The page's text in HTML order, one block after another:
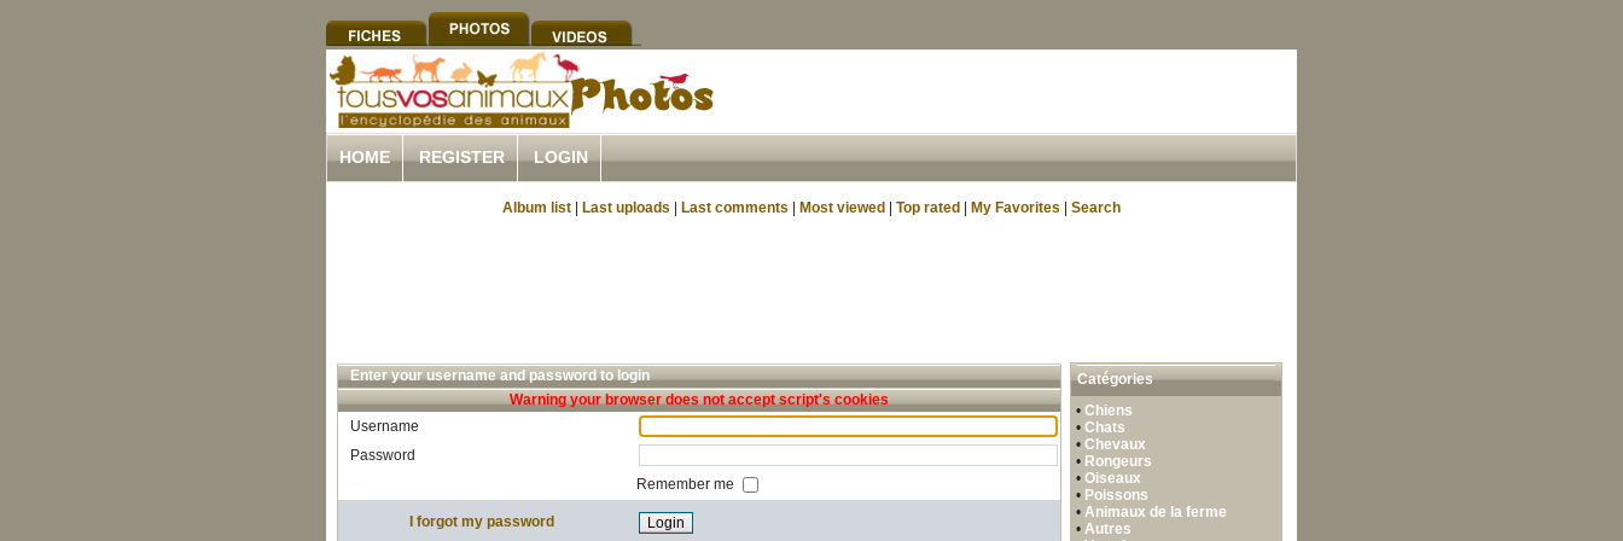
HOME REGISTER LOGIN
Album list Last uploads Last comments Most viewed Top rated My Favorites Search
Enter your username and password to login
Warning your browser does not accept script's cookies
Username
Password
Remember me
I forgot my password
Catégories
•Chiens
•Chats
•Chevaux
• Rongeurs
•Oiseaux
• Poissons
• Animaux de la ferme
• Autres